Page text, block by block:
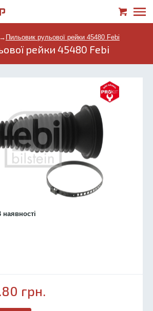
→ Пильовик рульової рейки 45480 Febi
рейки 45480 Febi
наявності
грн.